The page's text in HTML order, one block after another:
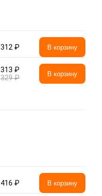
312 ₽ В корзину
313 ₽
329 ₽
В корзину
416 ₽ В корзину